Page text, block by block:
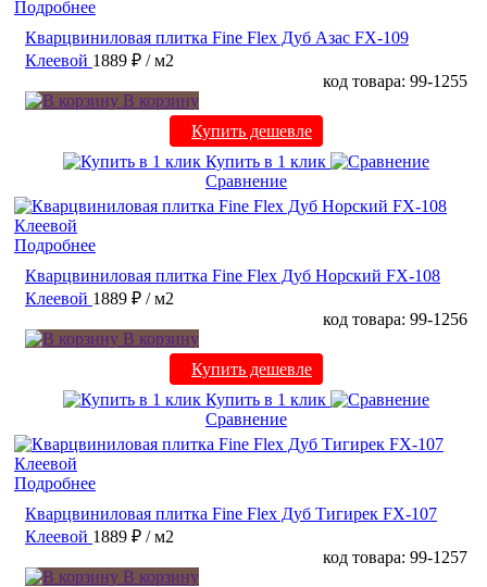
Подробнее
Кварцвиниловая плитка Fine Flex Дуб Азас FX-109
Клеевой 1889 ₽ / м2
код товара: 99-1255
В корзину
Купить дешевле
Купить в 1 клик
Сравнение
Подробнее
Кварцвиниловая плитка Fine Flex Дуб Норский FX-108
Клеевой 1889 ₽ / м2
код товара: 99-1256
В корзину
Купить дешевле
Купить в 1 клик
Сравнение
Подробнее
Кварцвиниловая плитка Fine Flex Дуб Тигирек FX-107
Клеевой 1889 ₽ / м2
код товара: 99-1257
В корзину